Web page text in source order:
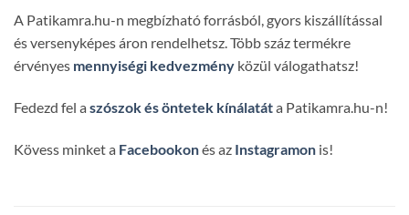
A Patikamra.hu-n megbízható forrásból, gyors kiszállítással
és versenyképes áron rendelhetsz. Több száz termékre
érvényes mennyiségi kedvezmény közül válogathatsz!
Fedezd fel a szószok és öntetek kínálatáta Patikamra.hu-n!
Kövess minket a Facebookonés az Instagramon is!